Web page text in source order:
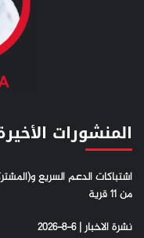
المنشورات
اشتباكات الدعم السريع
من 11 قرية
نشرة الاخبار | 6-8-2026